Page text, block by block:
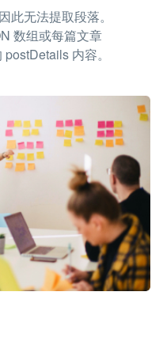
此无法提取段落。
数组或每篇文章
内容。